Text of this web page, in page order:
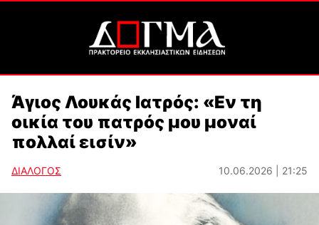
Άγιος Λουκάς Ιατρός: «Εν τη
οικία του πατρός μου μοναί
πολλαί εισίν»
ΔΙΑΛΟΓΟΣ 10.06.2026 | 21:25